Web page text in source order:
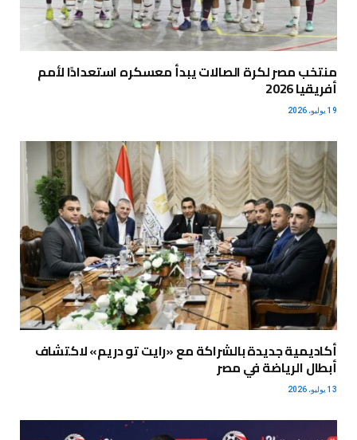
منتخب مصر لكرة الصالات يبدأ معسكره استعدادًا لأمم
أفريقيا 2026
19 يوليو، 2026
أكاديمية جديدة بالشراكة مع «رايت تو دريم» لاكتشاف
أبطال الرياضة في مصر
13 يوليو، 2026